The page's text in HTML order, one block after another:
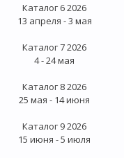
Каталог 6 2026
13 апреля - 3 мая
Каталог 7 2026
4 - 24 мая
Каталог 8 2026
25 мая - 14 июня
Каталог 9 2026
15 июня - 5 июля